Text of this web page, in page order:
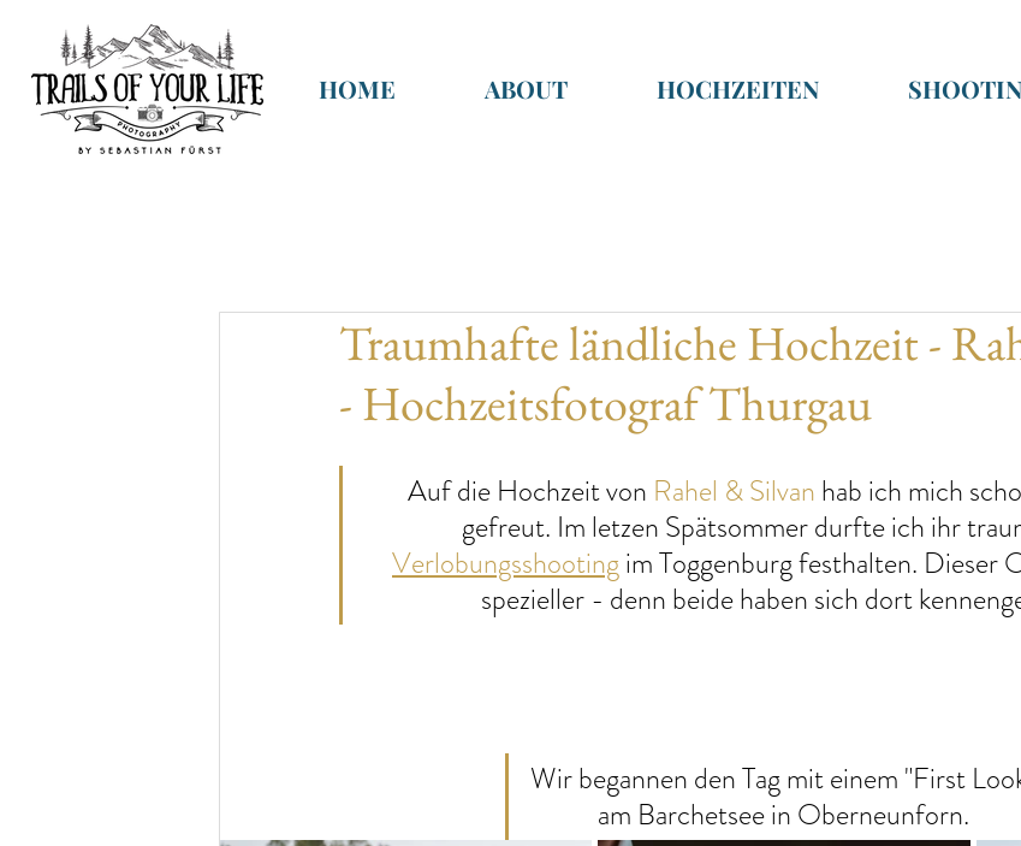
HOME ABOUT HOCHZEITEN
Traumhafte ländliche Hochzeit -
- Hochzeitsfotograf Thurgau
Auf die Hochzeit von Rahel & Silvan hab ich mich
gefreut. Im letzen Spätsommer durfte ich ihr
Verlobungsshooting im Toggenburg festhalten. Dieser
spezieller - denn beide haben sich dort
Wir begannen den Tag mit einem "First
am Barchetsee in Oberneunforn.